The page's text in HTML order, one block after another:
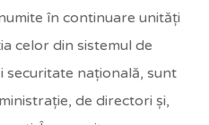
în continuare unităţi
celor din sistemul de
securitate naţională, sunt
de directori şi,